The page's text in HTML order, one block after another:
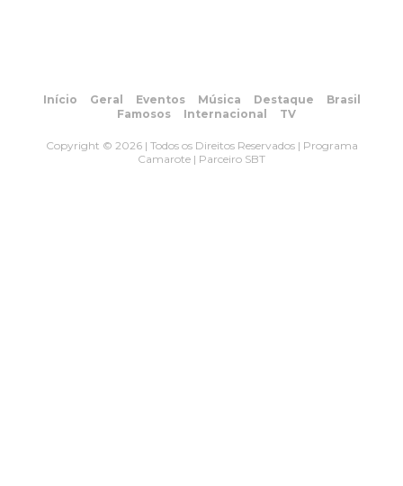
Início Geral Eventos Música Destaque
Brasil
Famosos
Internacional TV
Copyright © 2026 | Todos os Direitos Reservados | Programa
Camarote | Parceiro SBT